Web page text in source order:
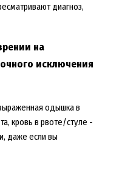
диагноз,
на
исключения
одышка в
кровь в рвоте/стуле -
даже если вы